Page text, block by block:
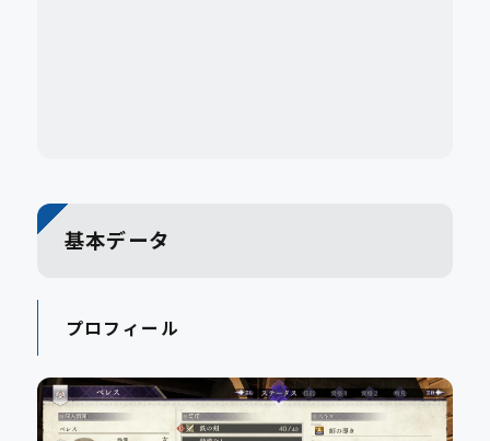
基本データ
プロフィール